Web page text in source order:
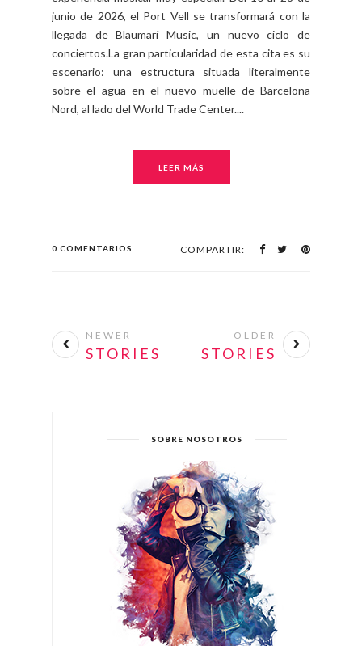
junio de 2026, el Port Vell se transformará con la
llegada de Blaumarí Music, un nuevo ciclo de
conciertos.La gran particularidad de esta cita es su
escenario: una estructura situada literalmente
sobre el agua en el nuevo muelle de Barcelona
Nord, al lado del World Trade Center....
LEER MÁS
0 COMENTARIOS COMPARTIR:
NEWER
STORIES
OLDER
STORIES
SOBRE NOSOTROS